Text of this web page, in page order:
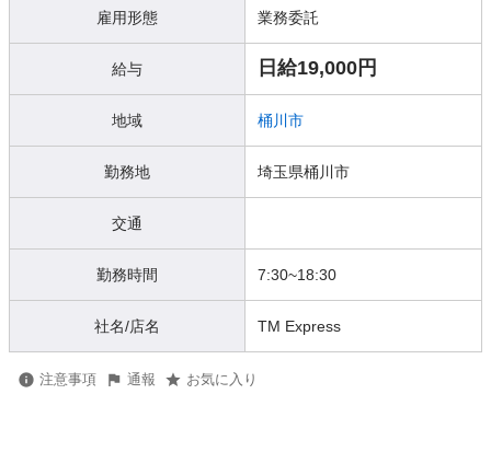
雇用形態 業務委託
給与 日給19,000円
地域 桶川市
勤務地 埼玉県桶川市
交通
勤務時間 7:30~18:30
社名/店名 TM Express
注意事項 通報 お気に入り